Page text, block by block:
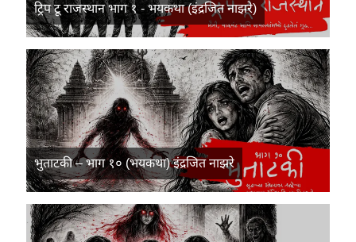
ट्रिप टू राजस्थान भाग १ - भयकथा (इंद्रजित नाझरे)
भुताटकी – भाग १० (भयकथा) इंद्रजित नाझरे